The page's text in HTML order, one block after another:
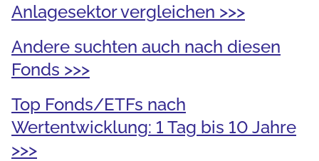
Anlagesektor vergleichen >>>
Andere suchten auch nach diesen
Fonds >>>
Top Fonds/ETFs nach
Wertentwicklung: 1 Tag bis 10 Jahre
>>>